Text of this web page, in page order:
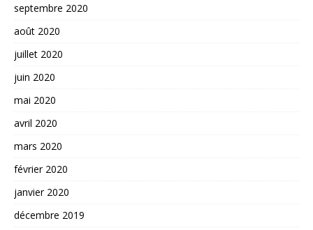
septembre 2020
août 2020
juillet 2020
juin 2020
mai 2020
avril 2020
mars 2020
février 2020
janvier 2020
décembre 2019